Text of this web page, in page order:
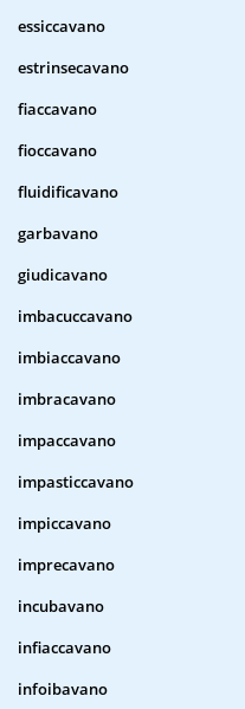
essiccavano
estrinsecavano
fiaccavano
fioccavano
fluidificavano
garbavano
giudicavano
imbacuccavano
imbiaccavano
imbracavano
impaccavano
impasticcavano
impiccavano
imprecavano
incubavano
infiaccavano
infoibavano